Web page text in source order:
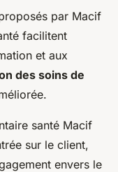
par Macif
facilitent
et aux
des soins de
santé Macif
sur le client,
envers le